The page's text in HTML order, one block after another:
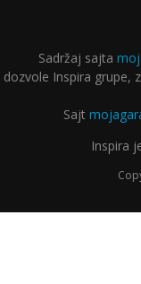
Sadržaj sajta
Inspira
Sajt
Inspira